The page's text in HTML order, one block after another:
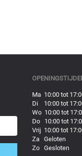
Ma 10:00 tot
Di 10:00 tot
Wo 10:00 tot
Do 10:00 tot
Vrij 10:00 tot
Za Geloten
Zo Gesloten